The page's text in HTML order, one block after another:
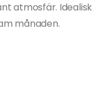
atmosfär.
månaden.